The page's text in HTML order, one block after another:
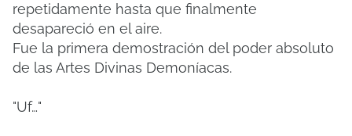
repetidamente hasta que finalmente
desapareció en el aire.
Fue la primera demostración del poder absoluto
de las Artes Divinas Demoníacas.
"Uf…"